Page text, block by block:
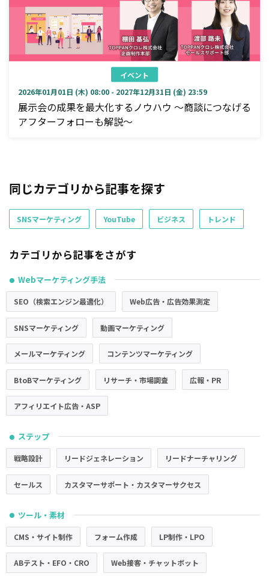
イベント
2026年01月01日 (木) 08:00 - 2027年12月31日 (金) 23:59
展示会の成果を最大化するノウハウ ～商談につなげる
アフターフォローも解説～
同じカテゴリから記事を探す
SNSマーケティング YouTube ビジネス トレンド
カテゴリから記事をさがす
● Webマーケティング手法
SEO（検索エンジン最適化） Web広告・広告効果測定
SNSマーケティング 動画マーケティング
メールマーケティング コンテンツマーケティング
BtoBマーケティング リサーチ・市場調査 広報・PR
アフィリエイト広告・ASP
● ステップ
戦略設計 リードジェネレーション リードナーチャリング
セールス カスタマーサポート・カスタマーサクセス
● ツール・素材
CMS・サイト制作 フォーム作成 LP制作・LPO
ABテスト・EFO・CRO Web接客・チャットボット